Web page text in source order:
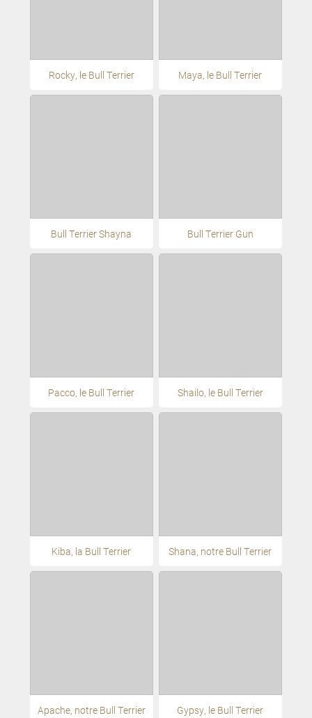
Rocky, le Bull Terrier Maya, le Bull Terrier
Bull Terrier Shayna Bull Terrier Gun
Pacco, le Bull Terrier Shailo, le Bull Terrier
Kiba, la Bull Terrier Shana, notre Bull Terrier
Apache, notre Bull Terrier Gypsy, le Bull Terrier